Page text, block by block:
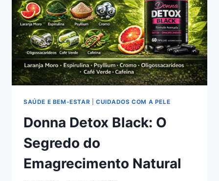
SAÚDE E BEM-ESTAR CUIDADOS COM A PELE
Donna Detox Black: O
Segredo do
Emagrecimento Natural